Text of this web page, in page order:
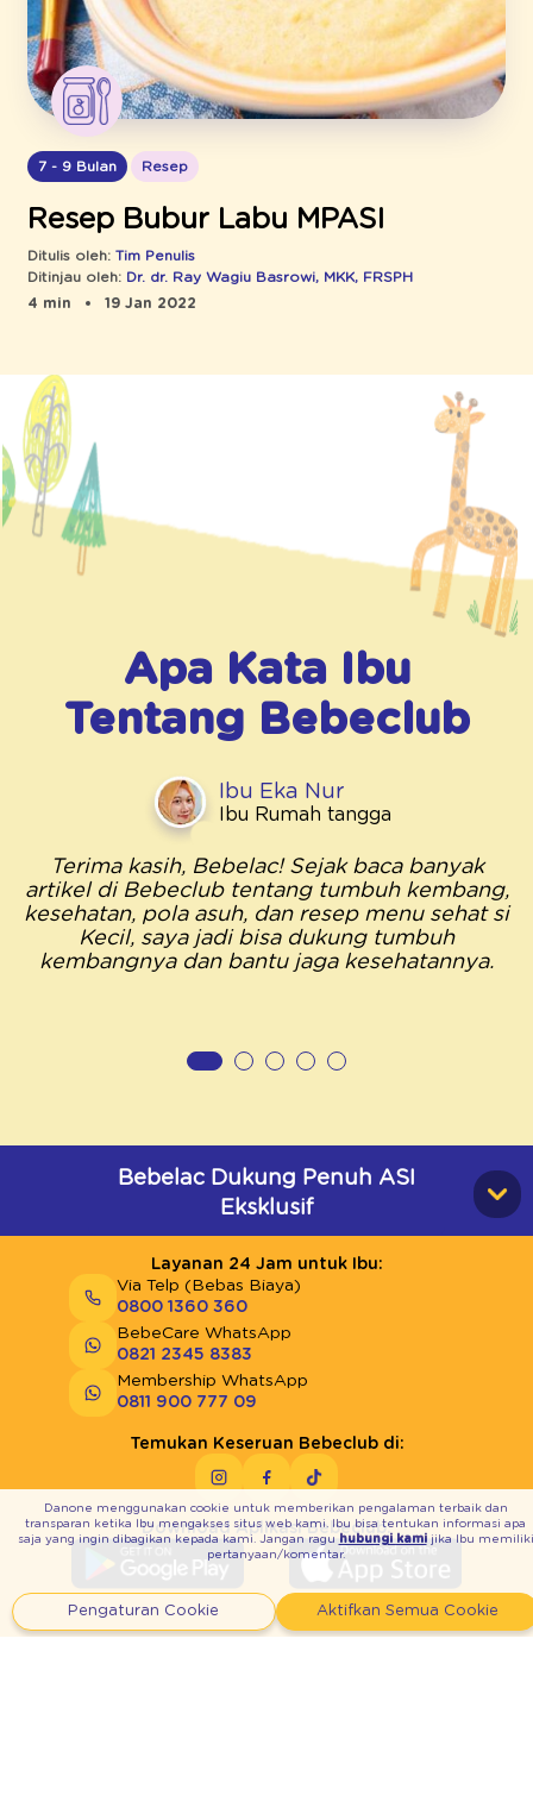
7 - 9 Bulan Resep
Resep Bubur Labu MPASI
Ditulis oleh: Tim Penulis
Ditinjau oleh: Dr. dr. Ray Wagiu Basrowi, MKK, FRSPH
4 min
19 Jan 2022
Apa Kata Ibu
Tentang Bebeclub
Ibu Eka Nur
Ibu Rumah tangga
Terima kasih, Bebelac! Sejak baca banyak
artikel di Bebeclub tentang tumbuh kembang,
kesehatan, pola asuh, dan resep menu sehat si
Kecil, saya jadi bisa dukung tumbuh
kembangnya dan bantu jaga kesehatannya.
Bebelac Dukung Penuh ASI
Eksklusif
Layanan 24 Jam untuk Ibu:
Via Telp (Bebas Biaya)
0800 1360 360
BebeCare WhatsApp
0821 2345 8383
Membership WhatsApp
0811 900 777 09
Temukan Keseruan Bebeclub di:
Download Aplikasi Bebeclub:
Danone menggunakan cookie untuk memberikan pengalaman terbaik dan
transparan ketika Ibu mengakses situs web kami. Ibu bisa tentukan informasi apa
saja yang ingin dibagikan kepada kami. Jangan ragu hubungi kamijika Ibu memiliki
pertanyaan/komentar.
Pengaturan Cookie Aktifkan Semua Cookie